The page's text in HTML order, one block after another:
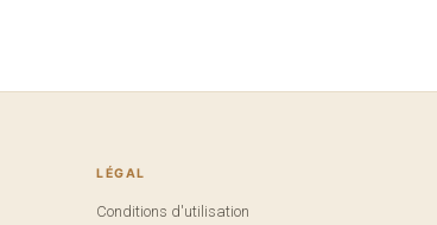
LÉGAL
Conditions d'utilisation